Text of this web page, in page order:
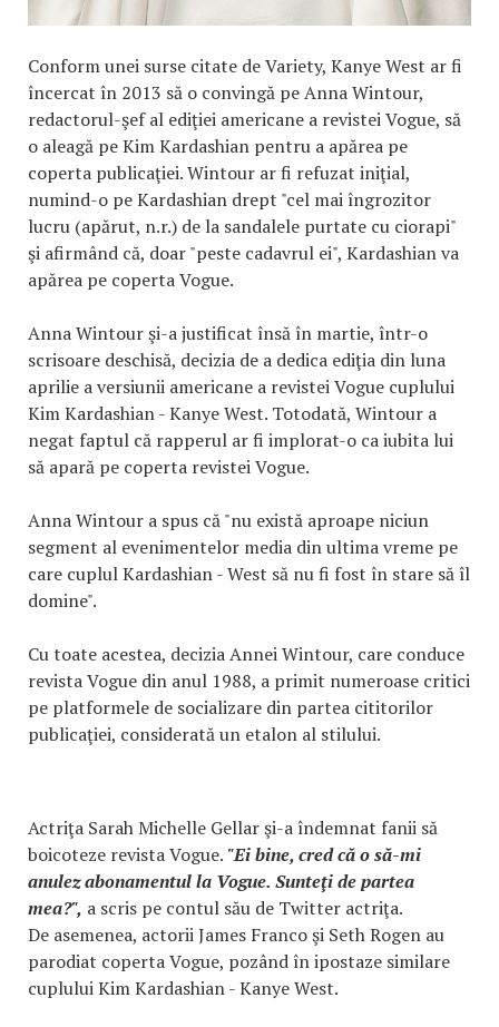
Conform unei surse citate de Variety, Kanye West ar fi
încercat în 2013 să o convingă pe Anna Wintour,
redactorul-şef al ediţiei americane a revistei Vogue, să
o aleagă pe Kim Kardashian pentru a apărea pe
coperta publicaţiei. Wintour ar fi refuzat iniţial,
numind-o pe Kardashian drept "cel mai îngrozitor
lucru (apărut, n.r.) de la sandalele purtate cu ciorapi"
şi afirmând că, doar "peste cadavrul ei", Kardashian va
apărea pe coperta Vogue.
Anna Wintour şi-a justificat însă în martie, într-o
scrisoare deschisă, decizia de a dedica ediţia din luna
aprilie a versiunii americane a revistei Vogue cuplului
Kim Kardashian - Kanye West. Totodată, Wintour a
negat faptul că rapperul ar fi implorat-o ca iubita lui
să apară pe coperta revistei Vogue.
Anna Wintour a spus că "nu există aproape niciun
segment al evenimentelor media din ultima vreme pe
care cuplul Kardashian - West să nu fi fost în stare să îl
domine".
Cu toate acestea, decizia Annei Wintour, care conduce
revista Vogue din anul 1988, a primit numeroase critici
pe platformele de socializare din partea cititorilor
publicaţiei, considerată un etalon al stilului.
Actriţa Sarah Michelle Gellar şi-a îndemnat fanii să
boicoteze revista Vogue. "Ei bine, cred că o să-mi
anulez abonamentul la Vogue. Sunteţi de partea
mea?", a scris pe contul său de Twitter actriţa.
De asemenea, actorii James Franco şi Seth Rogen au
parodiat coperta Vogue, pozând în ipostaze similare
cuplului Kim Kardashian - Kanye West.